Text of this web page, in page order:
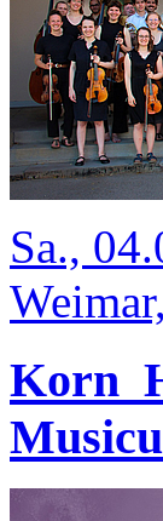
Sa.,